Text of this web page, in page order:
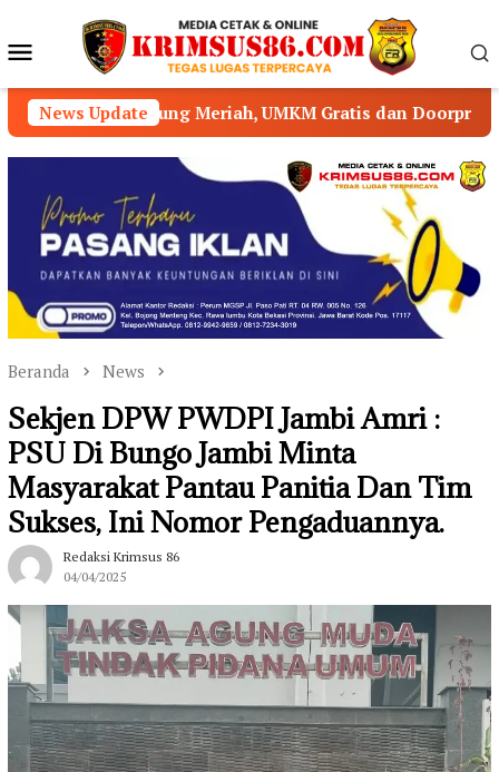
konten Menu
Mobile
News Update
Meriah, UMKM Gratis dan Doorprize Ramaikan Acara
Beranda News
Sekjen DPW PWDPI Jambi Amri :
PSU Di Bungo Jambi Minta
Masyarakat Pantau Panitia Dan Tim
Sukses, Ini Nomor Pengaduannya.
Redaksi Krimsus 86
04/04/2025